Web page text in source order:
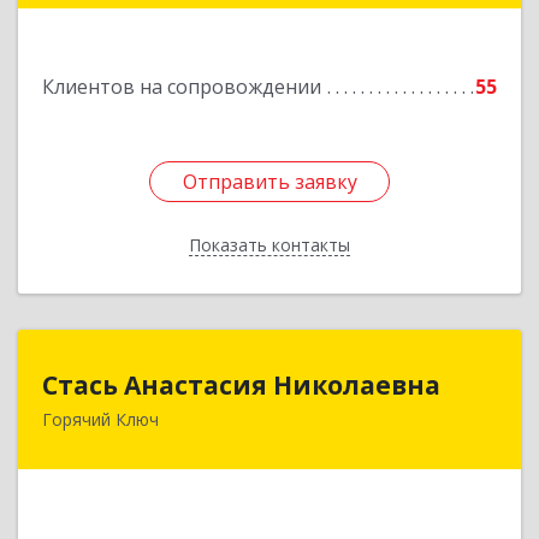
Клиентов на сопровождении 55
Отправить заявку
Показать контакты
Отправить заявку
Назад
Стась Анастасия Николаевна
Горячий Ключ
353290, г. Горячий Ключ, ул. Ленина, д. 242,